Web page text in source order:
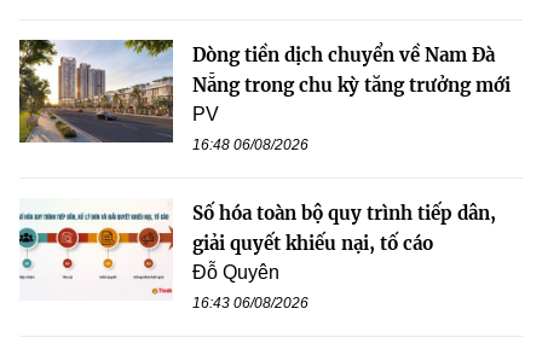
Dòng tiền dịch chuyển về Nam Đà
Nẵng trong chu kỳ tăng trưởng mới
PV
16:48 06/08/2026
Số hóa toàn bộ quy trình tiếp dân,
giải quyết khiếu nại, tố cáo
Đỗ Quyên
16:43 06/08/2026